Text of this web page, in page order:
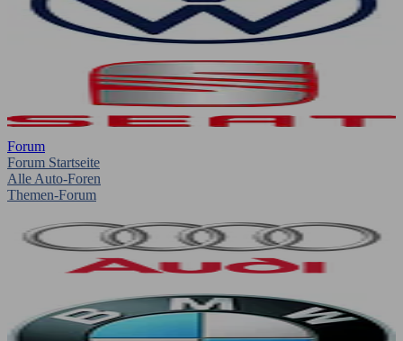
Forum
Forum Startseite
Alle Auto-Foren
Themen-Forum